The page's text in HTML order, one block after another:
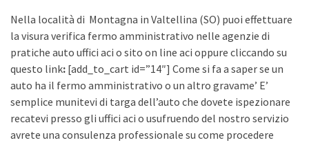
Nella località di Montagna in Valtellina (SO) puoi effettuare
la visura verifica fermo amministrativo nelle agenzie di
pratiche auto uffici aci o sito on line aci oppure cliccando su
questo link: [add_to_cart id=”14″] Come si fa a saper se un
auto ha il fermo amministrativo o un altro gravame’ E’
semplice munitevi di targa dell’auto che dovete ispezionare
recatevi presso gli uffici aci o usufruendo del nostro servizio
avrete una consulenza professionale su come procedere